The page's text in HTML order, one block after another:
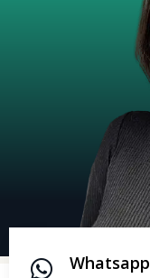
Whatsapp